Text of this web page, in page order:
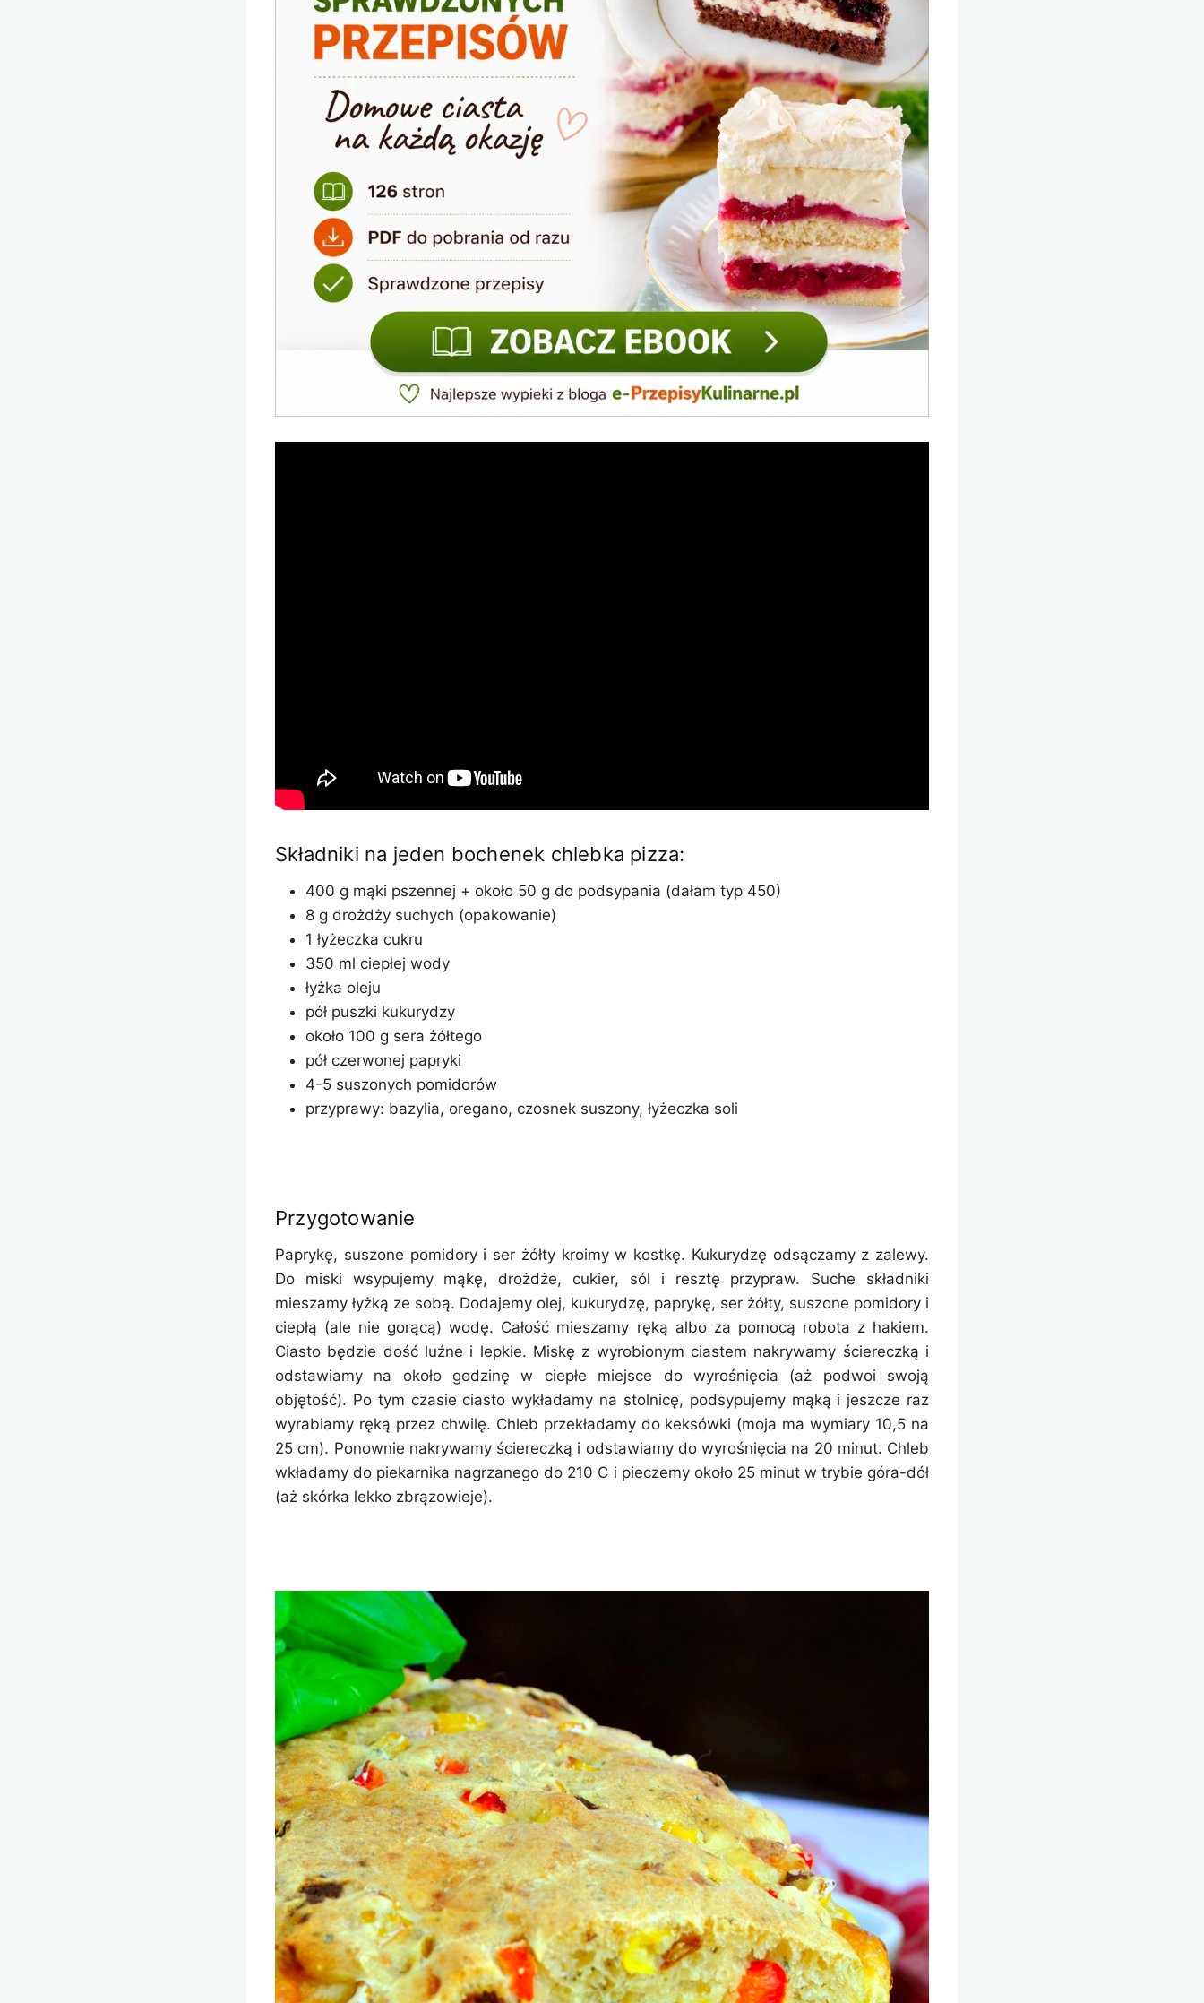
Składniki na jeden bochenek chlebka pizza:
400 g mąki pszennej + około 50 g do podsypania (dałam typ 450)
8 g drożdży suchych (opakowanie)
1 łyżeczka cukru
350 ml ciepłej wody
łyżka oleju
pół puszki kukurydzy
około 100 g sera żółtego
pół czerwonej papryki
4-5 suszonych pomidorów
przyprawy: bazylia, oregano, czosnek suszony, łyżeczka soli
Przygotowanie
Paprykę, suszone pomidory i ser żółty kroimy w kostkę. Kukurydzę odsączamy z zalewy.
Do miski wsypujemy mąkę, drożdże, cukier, sól i resztę przypraw. Suche składniki
mieszamy łyżką ze sobą. Dodajemy olej, kukurydzę, paprykę, ser żółty, suszone pomidory i
ciepłą (ale nie gorącą) wodę. Całość mieszamy ręką albo za pomocą robota z hakiem.
Ciasto będzie dość luźne i lepkie. Miskę z wyrobionym ciastem nakrywamy ściereczką i
odstawiamy na około godzinę w ciepłe miejsce do wyrośnięcia (aż podwoi swoją
objętość). Po tym czasie ciasto wykładamy na stolnicę, podsypujemy mąką i jeszcze raz
wyrabiamy ręką przez chwilę. Chleb przekładamy do keksówki (moja ma wymiary 10,5 na
25 cm). Ponownie nakrywamy ściereczką i odstawiamy do wyrośnięcia na 20 minut. Chleb
wkładamy do piekarnika nagrzanego do 210 C i pieczemy około 25 minut w trybie góra-dół
(aż skórka lekko zbrązowieje).